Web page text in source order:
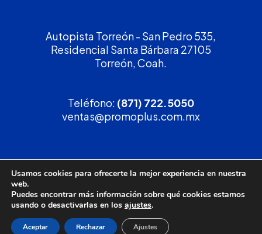
Autopista Torreón - San Pedro 535,
Residencial Santa Bárbara 27105
Torreón, Coah.
Teléfono: (871) 722.5050
ventas@promoplus.com.mx
¡Solicita tucotización!
(800) 90 PROMO
Usamos cookies para ofrecerte la mejor experiencia en nuestra
web.
Puedes encontrar más información sobre qué cookies estamos
usando o desactivarlas en los ajustes.
Aceptar Rechazar Ajustes